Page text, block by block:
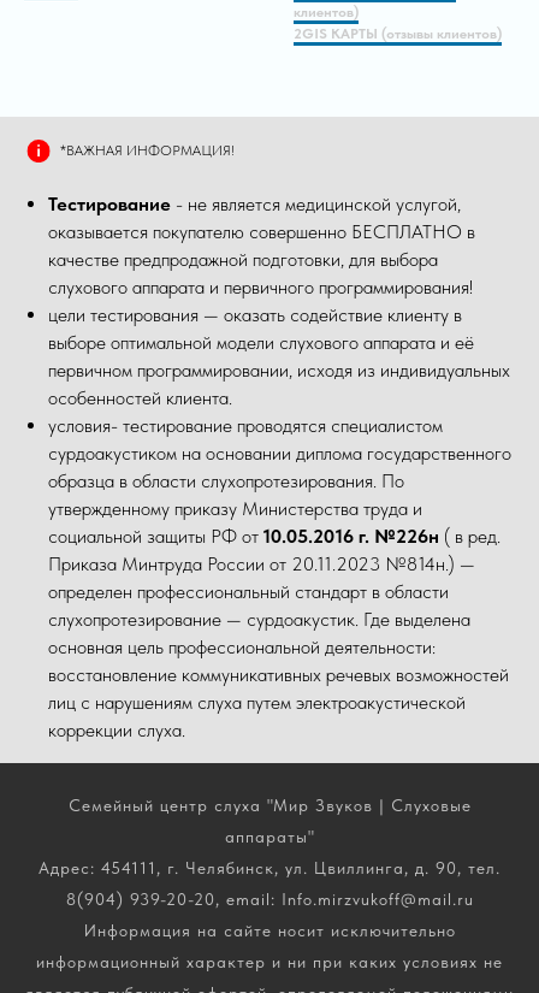
клиентов)
2GIS КАРТЫ (отзывы клиентов)
*ВАЖНАЯ ИНФОРМАЦИЯ!
Тестирование - не является медицинской услугой,
оказывается покупателю совершенно БЕСПЛАТНО в
качестве предпродажной подготовки, для выбора
слухового аппарата и первичного программирования!
цели тестирования — оказать содействие клиенту в
выборе оптимальной модели слухового аппарата и её
первичном программировании, исходя из индивидуальных
особенностей клиента.
условия- тестирование проводятся специалистом
сурдоакустиком на основании диплома государственного
образца в области слухопротезирования. По
утвержденному приказу Министерства труда и
социальной защиты РФ от 10.05.2016 г. №226н ( в ред.
Приказа Минтруда России от 20.11.2023 №814н.) —
определен профессиональный стандарт в области
слухопротезирование — сурдоакустик. Где выделена
основная цель профессиональной деятельности:
восстановление коммуникативных речевых возможностей
лиц с нарушениям слуха путем электроакустической
коррекции слуха.
Семейный центр слуха "Мир Звуков | Слуховые
аппараты"
Адрес: 454111, г. Челябинск, ул. Цвиллинга, д. 90, тел.
8(904) 939-20-20, email: Info.mirzvukoff@mail.ru
Информация на сайте носит исключительно
информационный характер и ни при каких условиях не